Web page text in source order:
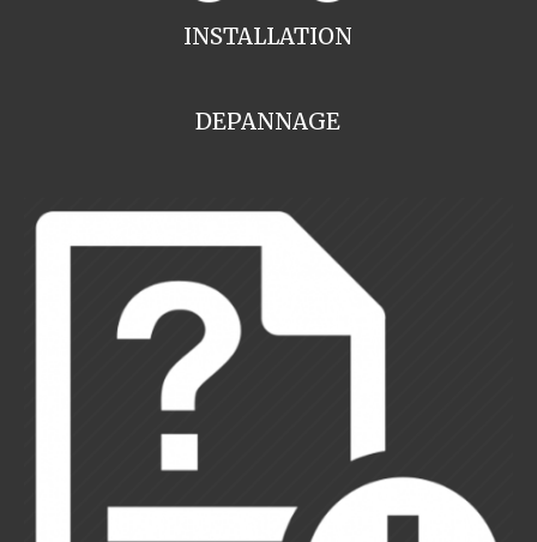
INSTALLATION
DEPANNAGE